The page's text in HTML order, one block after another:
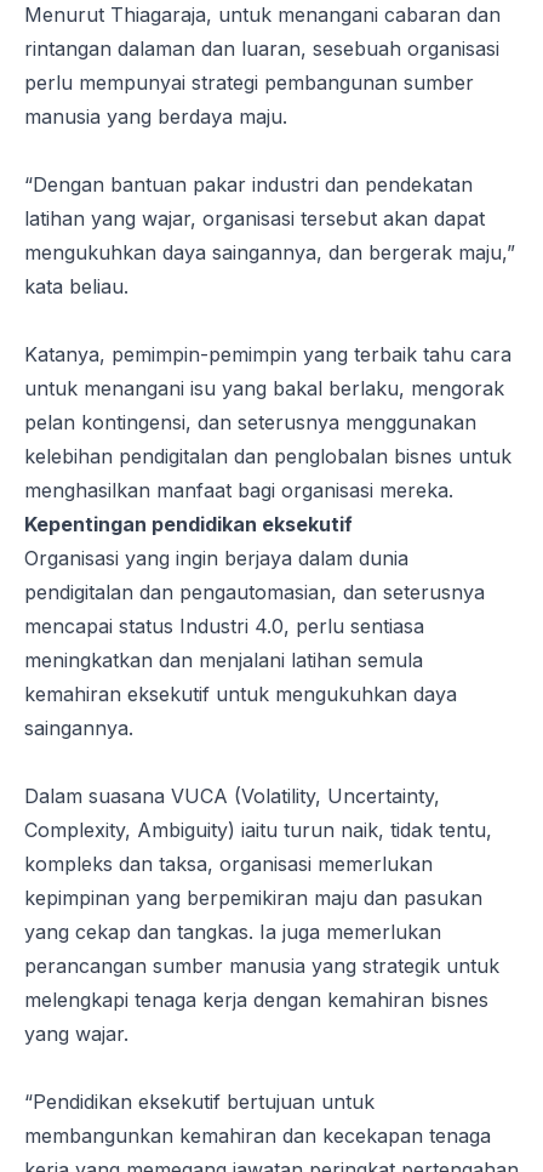
Menurut Thiagaraja, untuk menangani cabaran dan
rintangan dalaman dan luaran, sesebuah organisasi
perlu mempunyai strategi pembangunan sumber
manusia yang berdaya maju.
“Dengan bantuan pakar industri dan pendekatan
latihan yang wajar, organisasi tersebut akan dapat
mengukuhkan daya saingannya, dan bergerak maju,”
kata beliau.
Katanya, pemimpin-pemimpin yang terbaik tahu cara
untuk menangani isu yang bakal berlaku, mengorak
pelan kontingensi, dan seterusnya menggunakan
kelebihan pendigitalan dan penglobalan bisnes untuk
menghasilkan manfaat bagi organisasi mereka.
Kepentingan pendidikan eksekutif
Organisasi yang ingin berjaya dalam dunia
pendigitalan dan pengautomasian, dan seterusnya
mencapai status Industri 4.0, perlu sentiasa
meningkatkan dan menjalani latihan semula
kemahiran eksekutif untuk mengukuhkan daya
saingannya.
Dalam suasana VUCA (Volatility, Uncertainty,
Complexity, Ambiguity) iaitu turun naik, tidak tentu,
kompleks dan taksa, organisasi memerlukan
kepimpinan yang berpemikiran maju dan pasukan
yang cekap dan tangkas. Ia juga memerlukan
perancangan sumber manusia yang strategik untuk
melengkapi tenaga kerja dengan kemahiran bisnes
yang wajar.
“Pendidikan eksekutif bertujuan untuk
membangunkan kemahiran dan kecekapan tenaga